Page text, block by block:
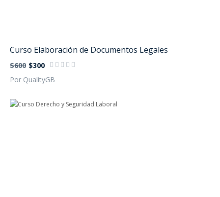
Curso Elaboración de Documentos Legales
$600 $300
Por QualityGB